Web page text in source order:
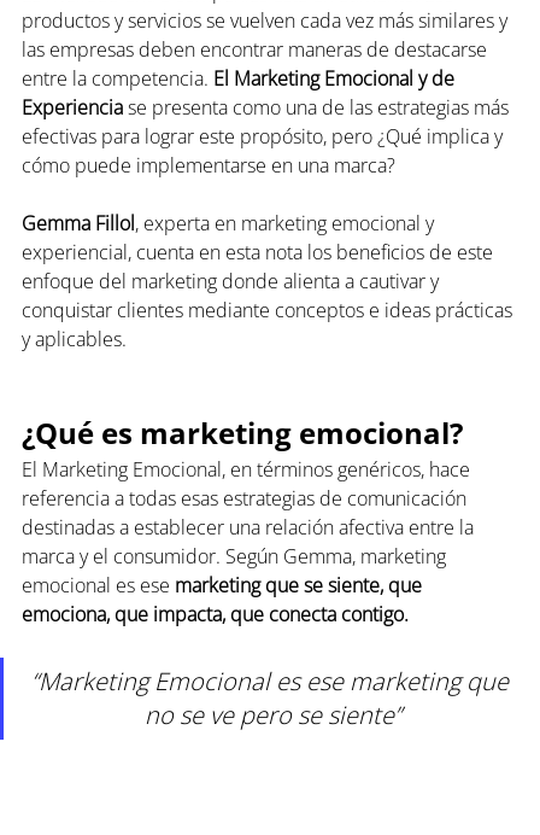
productos y servicios se vuelven cada vez más similares y
las empresas deben encontrar maneras de destacarse
entre la competencia. El Marketing Emocional y de
Experiencia se presenta como una de las estrategias más
efectivas para lograr este propósito, pero ¿Qué implica y
cómo puede implementarse en una marca?
Gemma Fillol, experta en marketing emocional y
experiencial, cuenta en esta nota los beneficios de este
enfoque del marketing donde alienta a cautivar y
conquistar clientes mediante conceptos e ideas prácticas
y aplicables.
¿Qué es marketing emocional?
El Marketing Emocional, en términos genéricos, hace
referencia a todas esas estrategias de comunicación
destinadas a establecer una relación afectiva entre la
marca y el consumidor. Según Gemma, marketing
emocional es ese marketing que se siente, que
emociona, que impacta, que conecta contigo.
“Marketing Emocional es ese marketing que
no se ve pero se siente”